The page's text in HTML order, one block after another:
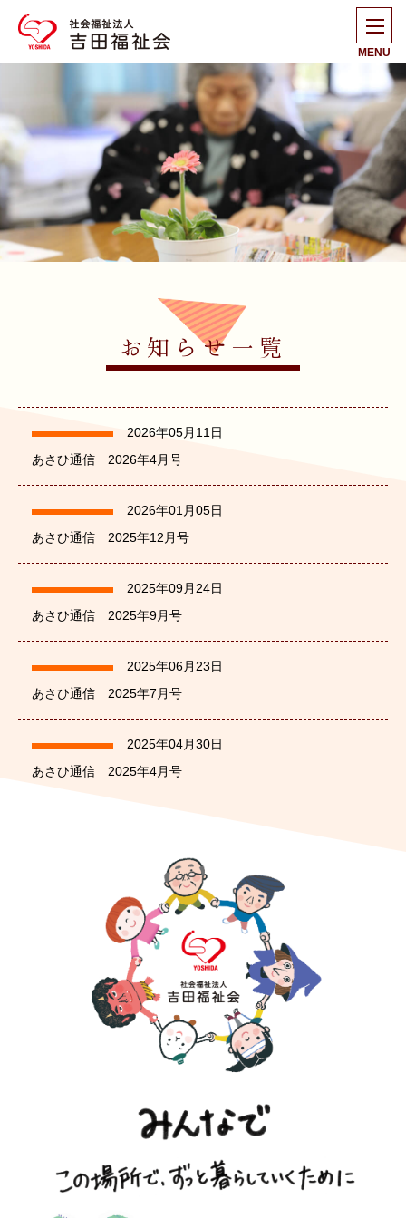
MENU
お知らせ一覧
2026年05月11日
あさひ通信 2026年4月号
2026年01月05日
あさひ通信 2025年12月号
2025年09月24日
あさひ通信 2025年9月号
2025年06月23日
あさひ通信 2025年7月号
2025年04月30日
あさひ通信 2025年4月号